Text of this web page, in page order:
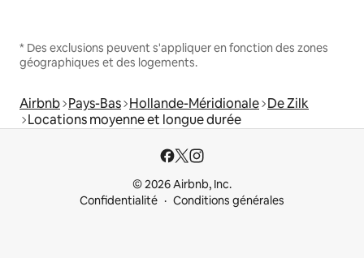
* Des exclusions peuvent s'appliquer en fonction des zones
géographiques et des logements.
Airbnb Pays-Bas Hollande-Méridionale De Zilk
Locations moyenne et longue durée
© 2026 Airbnb, Inc.
Confidentialité
Conditions générales